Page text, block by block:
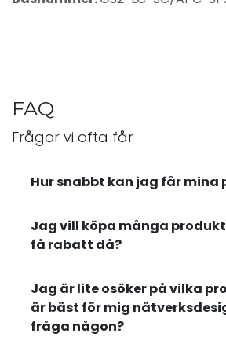
FAQ
Frågor vi ofta får
Hur snabbt kan jag får mina
Jag vill köpa många
få rabatt då?
Jag är lite osöker på vilka
är bäst för mig
fråga någon?